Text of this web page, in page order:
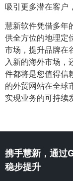
吸引更多潜在客户
慧新软件凭借多年
供全方位的地理定
市场，提升品牌在
入新的海外市场，
件都将是您值得信
的外贸网站在全球
实现业务的可持续
携手慧新，通过
稳步提升